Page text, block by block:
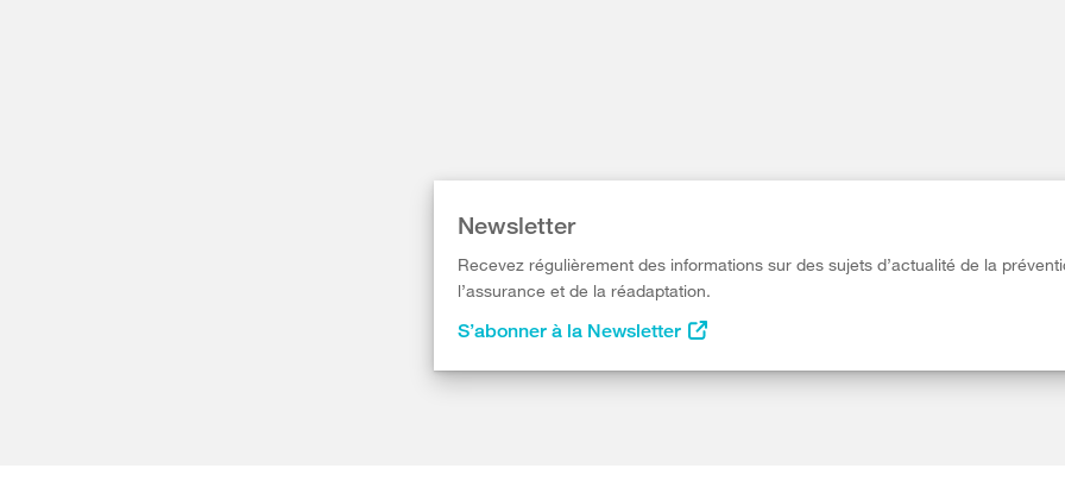
Newsletter
Recevez régulièrement des informations sur des sujets d’actualité de la
l’assurance et de la réadaptation.
S’abonner à la Newsletter